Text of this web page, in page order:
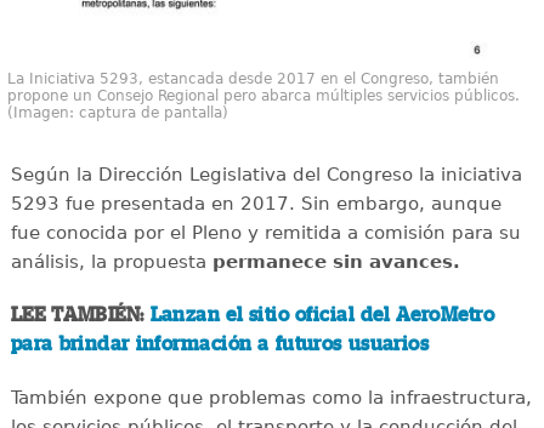
La Iniciativa 5293, estancada desde 2017 en el Congreso, también
propone un Consejo Regional pero abarca múltiples servicios públicos.
(Imagen: captura de pantalla)
Según la Dirección Legislativa del Congreso la iniciativa
5293 fue presentada en 2017. Sin embargo, aunque
fue conocida por el Pleno y remitida a comisión para su
análisis, la propuesta permanece sin avances.
LEE TAMBIÉN: Lanzan el sitio oficial del AeroMetro
para brindar información a futuros usuarios
También expone que problemas como la infraestructura,